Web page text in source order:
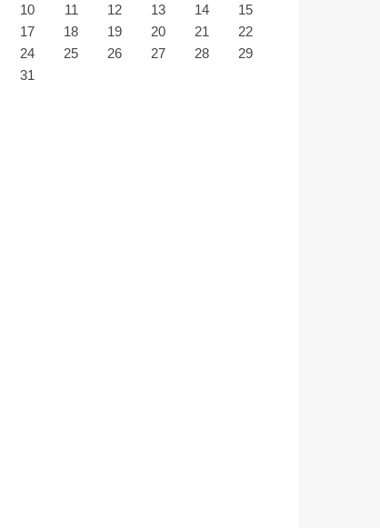
10 11 12 13 14
15
17 18 19 20 21
22
24 25 26 27 28
29
31